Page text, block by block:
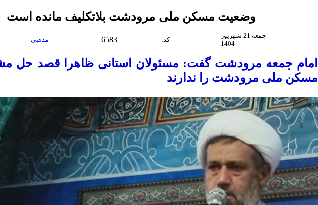
وضعیت مسکن ملی مرودشت بلاتکلیف مانده است
6583 :كد
جمعه 21 شهریور
1404
امام جمعه مرودشت گفت: مسئولان استانی ظاهرا قصد حل
مسکن ملی مرودشت را ندارند